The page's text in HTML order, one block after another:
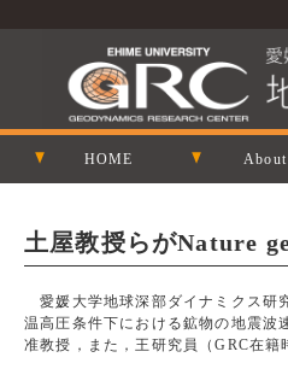
HOME About
土屋教授らがNature
愛媛大学地球深部ダイナミクス研
温高圧条件下における鉱物の地震波
准教授，また，王研究員（GRC在